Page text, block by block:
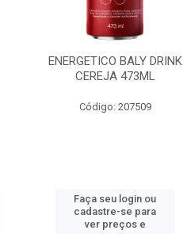
ENERGETICO BALY DRINK
CEREJA 473ML
Código: 207509
Faça seu login ou
cadastre-se para
ver preços e